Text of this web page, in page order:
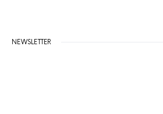
NEWSLETTER